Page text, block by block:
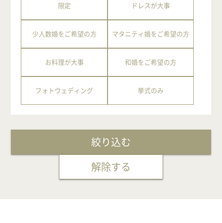
限定 ドレスが大事
少人数婚をご希望の方 マタニティ婚をご希望の方
お料理が大事 和婚をご希望の方
フォトウェディング 挙式のみ
絞り込む
解除する